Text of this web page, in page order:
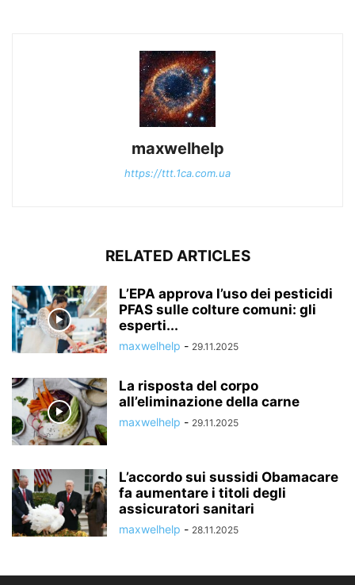
maxwelhelp
https://ttt.1ca.com.ua
RELATED ARTICLES
L’EPA approva l’uso dei pesticidi
PFAS sulle colture comuni: gli
esperti...
maxwelhelp - 29.11.2025
La risposta del corpo
all’eliminazione della carne
maxwelhelp - 29.11.2025
L’accordo sui sussidi Obamacare
fa aumentare i titoli degli
assicuratori sanitari
maxwelhelp - 28.11.2025